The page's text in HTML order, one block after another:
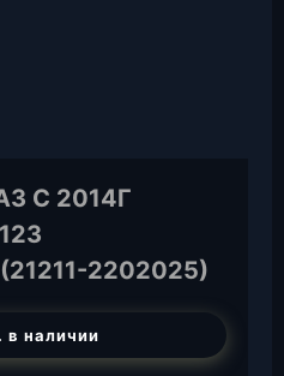
С 2014Г
2202025)
в наличии